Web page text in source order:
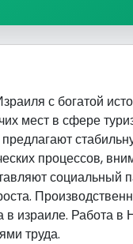
с богатой
мест в сфере
процессов,
социальный
израиле. Работа в
труда.